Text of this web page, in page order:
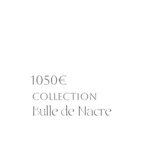
1050€
COLLECTION
Bulle de Nacre